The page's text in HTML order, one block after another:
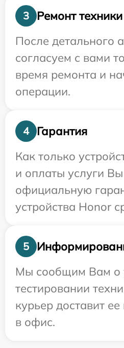
3
Ремонт техники
После детального
согласуем с вами
время ремонта и
операции.
4
Гарантия
Как только
и оплаты услуги
официальную
устройства Honor
5
Мы сообщим Вам о
тестировании
курьер доставит
в офис.